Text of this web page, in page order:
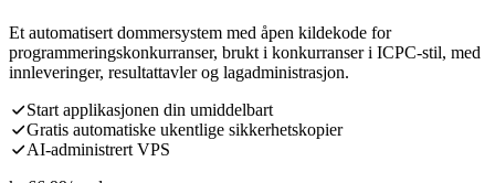
Et automatisert dommersystem med åpen kildekode for
programmeringskonkurranser, brukt i konkurranser i ICPC-stil, med
innleveringer, resultattavler og lagadministrasjon.
Start applikasjonen din umiddelbart
Gratis automatiske ukentlige sikkerhetskopier
AI-administrert VPS